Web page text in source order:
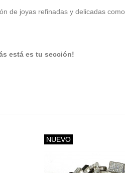
de joyas refinadas y delicadas
está es tu sección!
NUEVO